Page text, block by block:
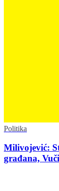
Politika
Milivojević:
građana,